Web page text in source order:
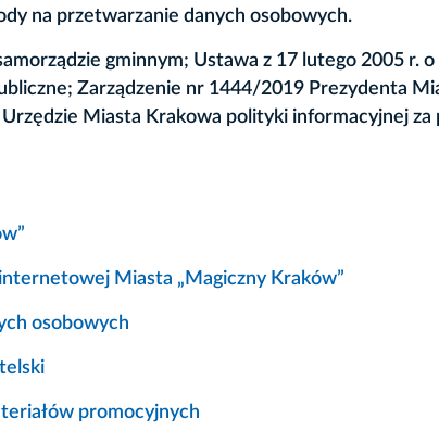
na przetwarzanie danych osobowych.
gminnym; Ustawa z 17 lutego 2005 r.
Zarządzenie nr 1444/2019 Prezydenta
Miasta Krakowa polityki informacyjnej za
Miasta „Magiczny Kraków”
osobowych
promocyjnych